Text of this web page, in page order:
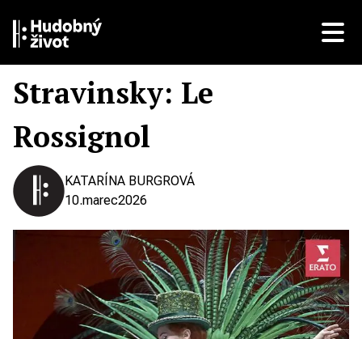
Stravinsky: Le
Rossignol
KATARÍNA BURGROVÁ
10.marec2026